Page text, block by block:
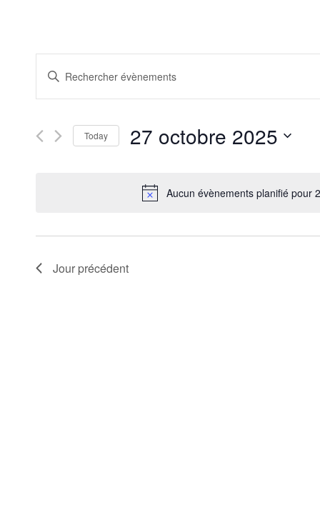
Aucun évènements planifié pour
et
navigation
vues
Saisir
mot-
par
mot-
Today 27 octobre 2025
Jour précédent